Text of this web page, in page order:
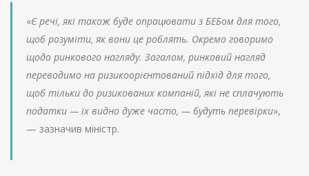
«Є речі, які також буде опрацювати з БЕБом для того,
щоб розуміти, як вони це роблять. Окремо говоримо
щодо ринкового нагляду. Загалом, ринковий нагляд
переводимо на ризикоорієнтований підхід для того,
щоб тільки до ризикованих компаній, які не сплачують
податки — їх видно дуже часто, — будуть перевірки»,
— зазначив міністр.